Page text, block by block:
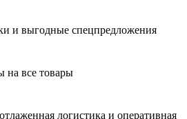
и выгодные спецпредложения
на все товары
логистика и оперативная